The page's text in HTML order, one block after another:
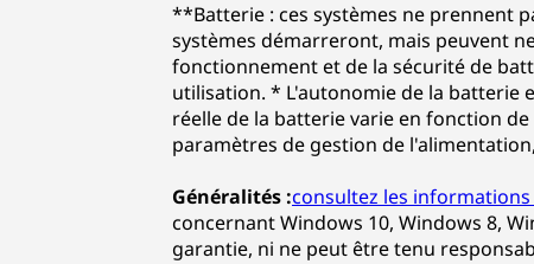
**Batterie : ces systèmes ne prennent
systèmes démarreront, mais peuvent
fonctionnement et de la sécurité de
utilisation. * L'autonomie de la batterie
réelle de la batterie varie en fonction
paramètres de gestion de
Généralités :consultez les
concernant Windows 10, Windows 8,
garantie, ni ne peut être tenu